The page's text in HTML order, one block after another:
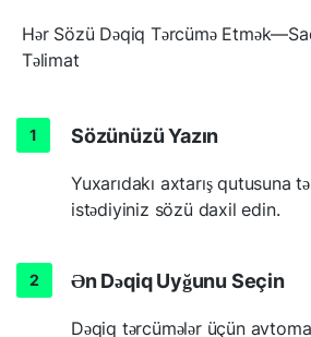
Hər Sözü Dəqiq Tərcümə
Təlimat
Sözünüzü Yazın
Yuxarıdakı axtarış qutusuna
istədiyiniz sözü daxil edin.
Ən Dəqiq Uyğunu Seçin
Dəqiq tərcümələr üçün